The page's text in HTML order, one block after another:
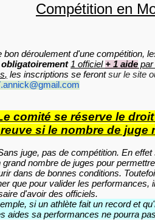
Compétition en
bon déroulement d'une compétition,
obligatoirement 1 officiel + 1 aide par
, les inscriptions se ferontsur le site
comité se réserve le
si le nombre de juge
juge, pas de compétition. En
grand nombre de juges pour
dans de bonnes conditions.
que pour valider les performances,
d'avoir des officiels.
si un athlète fait un record et
aides sa performances ne pourra